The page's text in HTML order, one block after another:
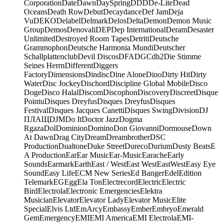
CorporationDateDawnDaySpringDDDDe-LiteDead
OceansDeath RowDebutDecaydanceDef JamDeja
VuDEKODelabelDelmarkDelosDeltaDemonDemon Music
GroupDemosDenovaliDEPDep InternationalDeramDesaster
UnlimitedDestroyed Room TapesDetritiDeutsche
GrammophonDeutsche Harmonia MundiDeutscher
SchallplattenclubDevil DiscosDFADGCdh2Die Stimme
Seines HerrnDifferentDiggers
FactoryDimensionsDindiscDine AloneDinoDirty HitDirty
WaterDisc JockeyDischordDiscipline Global MobileDisco
DogeDisco HalalDiscomDiscophonDiscoveryDiscreetDisque
PointuDisques DreyfusDisques DreyfusDisques
FestivalDisques Jacques CanettiDisques SwingDivisionDJ
ПЛАЩDJMDo ItDoctor JazzDogma
RgazaDolDominionDominoDon GiovanniDormouseDown
At DawnDrag CityDreamDreambrotherDSC
ProductionDualtoneDuke StreetDurecoDuriumDusty BeatsE
A ProductionEarEar MusicEar-MusicEaracheEarly
SoundsEarmarkEarthEast / WestEast WestEastWestEasy Eye
SoundEasy LifeECM New SeriesEd BangerEdelEdition
TelemarkEGEggEla TonElectrecordElectricElectric
BirdElectrolaElectronic EmergenciesElektra
MusicianElevatorElevator LadyElevator MusicElite
SpecialElvis LtdEmArcyEmbassyEmberEmbryoEmerald
GemEmergencyEMIEMI AmericaEMI ElectrolaEMI-